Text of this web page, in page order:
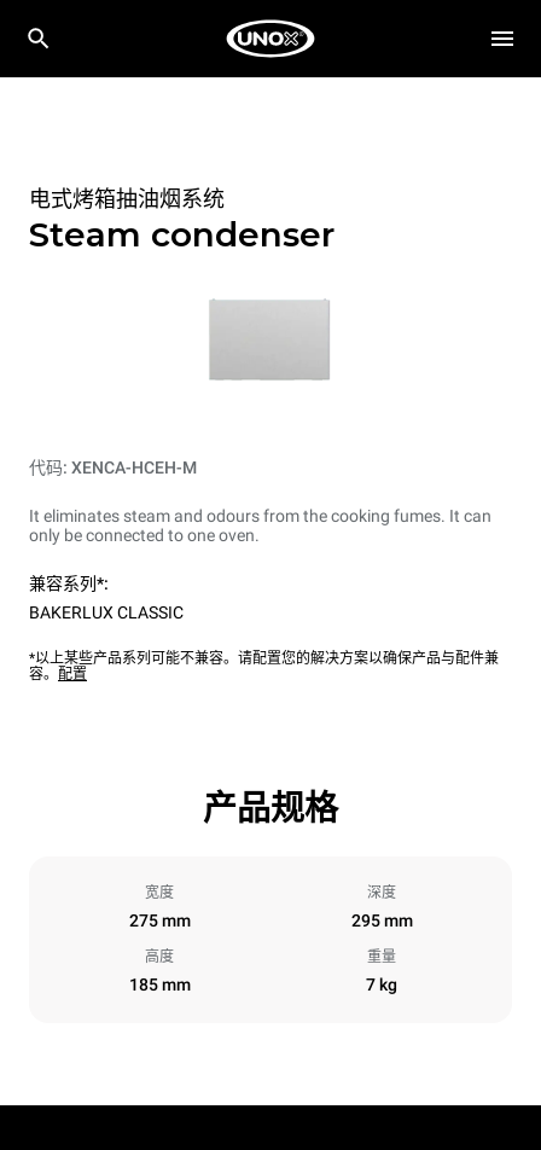
电式烤箱抽油烟系统
Steam condenser
代码: XENCA-HCEH-M
It eliminates steam and odours from the cooking fumes. It can
only be connected to one oven.
兼容系列*:
BAKERLUX CLASSIC
*以上某些产品系列可能不兼容。请配置您的解决方案以确保产品与配件兼
容。 配置
产品规格
宽度
275 mm
深度
295 mm
高度
185 mm
重量
7 kg